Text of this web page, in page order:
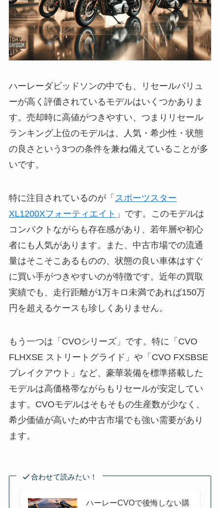
ハーレーダビッドソンの中でも、リセールバリュ
ーが高く評価されているモデルはいくつかありま
す。売却時に高値がつきやすい、つまりリセール
ランキング上位のモデルは、人気・希少性・状態
の良さという3つの条件を兼ね備えていることが多
いです。
特に注目されているのが「 スポーツスター
XL1200Xフォーティエイト 」です。このモデルは
コンパクトながらも存在感があり、若年層や初心
者にも人気があります。また、中古市場での流通
量はそこそこあるものの、状態の良い車体はすぐ
に買い手がつきやすいのが特徴です。近年の買取
実績でも、走行距離が1万キロ未満であれば150万
円を超えるケースも珍しくありません。
もう一つは「CVOシリーズ」です。特に「CVO
FLHXSE ストリートグライド」や「CVO FXSBSE
ブレイクアウト」など、豪華装備を標準搭載した
モデルは高価格帯ながらもリセールが安定してい
ます。CVOモデルはそもそもの生産数が少なく、
希少価値が高いため中古市場でも強い需要があり
ます。
合わせて読みたい！
ハーレーCVOで後悔しない購